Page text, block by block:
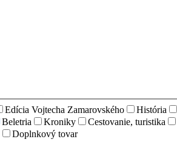
Edícia Vojtecha Zamarovského História
Beletria Kroniky Cestovanie, turistika
Doplnkový tovar